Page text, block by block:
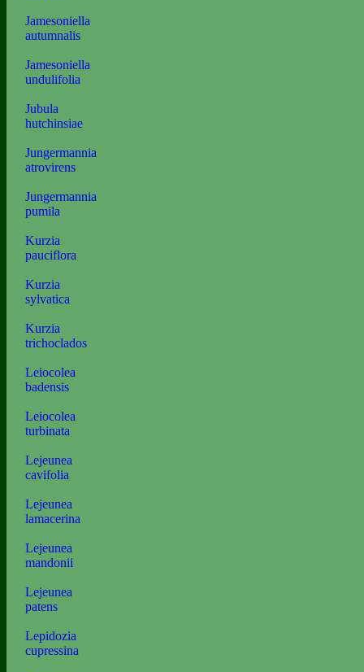
Jamesoniella
autumnalis
Jamesoniella
undulifolia
Jubula
hutchinsiae
Jungermannia
atrovirens
Jungermannia
pumila
Kurzia
pauciflora
Kurzia
sylvatica
Kurzia
trichoclados
Leiocolea
badensis
Leiocolea
turbinata
Lejeunea
cavifolia
Lejeunea
lamacerina
Lejeunea
mandonii
Lejeunea
patens
Lepidozia
cupressina